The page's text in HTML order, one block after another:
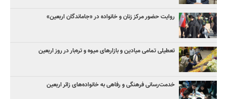
روایت حضور مرکز زنان و خانواده در «جاماندگان اربعین»
تعطیلی تمامی میادین و بازارهای میوه و تره‌بار در روز اربعین
خدمت‌رسانی فرهنگی و رفاهی به خانواده‌های زائر اربعین